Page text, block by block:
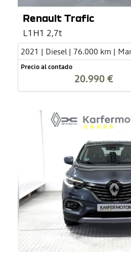
Renault Trafic
L1H1 2,7t
2021 | Diesel | 76.000 km |
Precio al contado
20.990 €